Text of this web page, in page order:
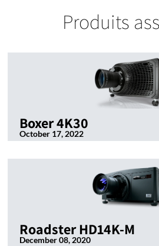
Produits
Boxer 4K30
October 17, 2022
Roadster HD14K-M
December 08, 2020